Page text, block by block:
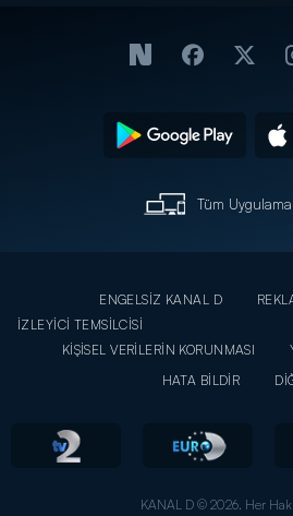
Tüm
ENGELSİZ KANAL D
İZLEYİCİ TEMSİLCİSİ
KİŞİSEL VERİLERİN KORUNMASI
HATA BİLDİR
KANAL D © 2026. Her